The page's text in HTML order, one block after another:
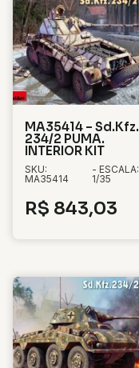
MA35414 – Sd.Kfz.
234/2 PUMA.
INTERIOR KIT
SKU:
MA35414
- ESCALA:
1/35
R$ 843,03